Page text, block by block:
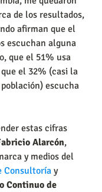
de los resultados,
afirman que el
escuchan alguna
que el 51% usa
el 32% (casi la
escucha
estas cifras
Alarcón,
y medios del
Consultoría y
Continuo de